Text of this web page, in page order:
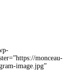
monceau-
image.jpg”